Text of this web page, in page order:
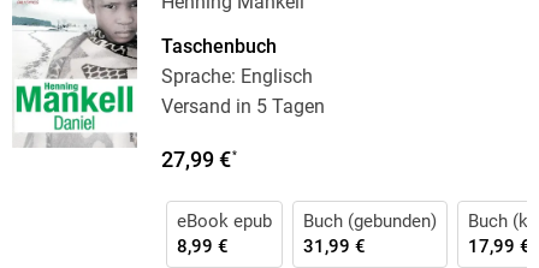
Taschenbuch
Sprache: Englisch
Versand in 5 Tagen
27,99 €*
eBook epub
8,99 €
Buch (gebunden)
31,99 €
Buch
17,99 €